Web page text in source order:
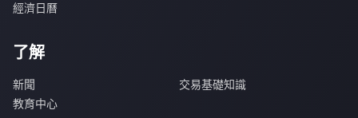
經濟日曆
了解
新聞
交易基礎知識
教育中心